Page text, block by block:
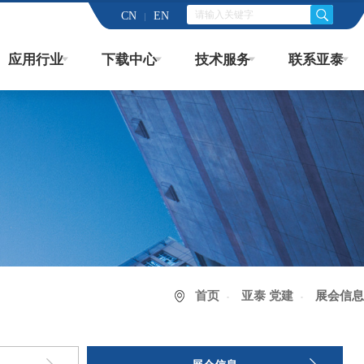
CN EN
应用行业 下载中心 技术服务 联系亚泰
首页 亚泰 党建 展会信息